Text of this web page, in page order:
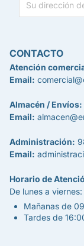
CONTACTO
Atención
Email:
Almacén / Envíos:
Email:
Administración:
Email:
Horario de
De lunes a viernes:
Mañanas de
Tardes de